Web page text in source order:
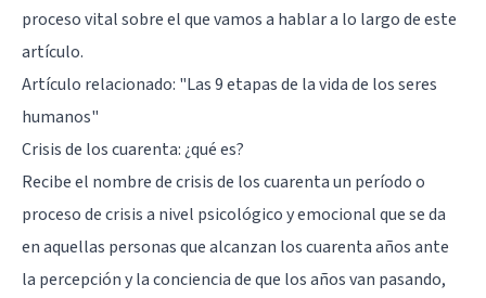
proceso vital sobre el que vamos a hablar a lo largo de este
artículo.
Artículo relacionado: "Las 9 etapas de la vida de los seres
humanos"
Crisis de los cuarenta: ¿qué es?
Recibe el nombre de crisis de los cuarenta un período o
proceso de crisis a nivel psicológico y emocional que se da
en aquellas personas que alcanzan los cuarenta años ante
la percepción y la conciencia de que los años van pasando,